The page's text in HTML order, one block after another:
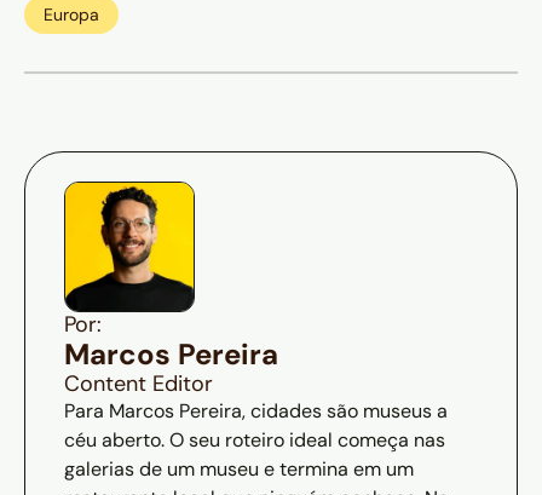
Europa
Por:
Marcos Pereira
Content Editor
Para Marcos Pereira, cidades são museus a
céu aberto. O seu roteiro ideal começa nas
galerias de um museu e termina em um